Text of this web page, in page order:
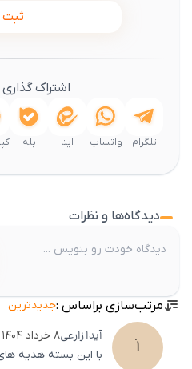
ثبت
اشتراک
تلگرام واتساپ ایتا بله
دیدگاه‌ها و نظرات
مرتب‌سازی براساس :جدیدترین
آ آیدازارعی۸ خرداد ۱۴۰۴
با این بسته هدیه‌